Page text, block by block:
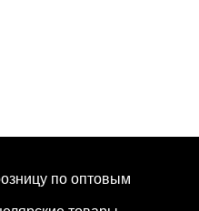
по оптовым